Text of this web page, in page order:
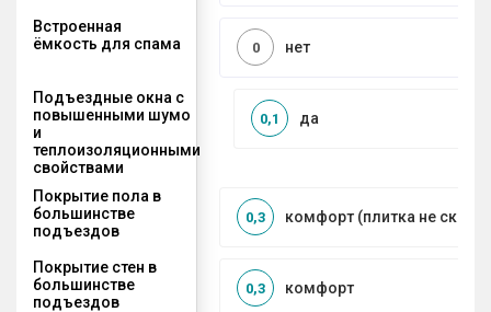
Встроенная
ёмкость для спама
нет
0
Подъездные окна с
повышенными шумо
и
теплоизоляционными
свойствами
да
0,1
Покрытие пола в
большинстве
подъездов
комфорт (плитка не
0,3
Покрытие стен в
большинстве
подъездов
комфорт
0,3